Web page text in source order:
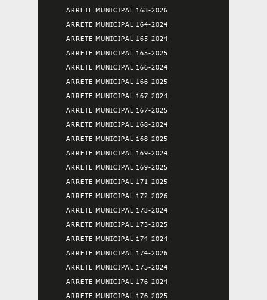
ARRETE MUNICIPAL 163-2026
ARRETE MUNICIPAL 164-2024
ARRETE MUNICIPAL 165-2024
ARRETE MUNICIPAL 165-2025
ARRETE MUNICIPAL 166-2024
ARRETE MUNICIPAL 166-2025
ARRETE MUNICIPAL 167-2024
ARRETE MUNICIPAL 167-2025
ARRETE MUNICIPAL 168-2024
ARRETE MUNICIPAL 168-2025
ARRETE MUNICIPAL 169-2024
ARRETE MUNICIPAL 169-2025
ARRETE MUNICIPAL 171-2025
ARRETE MUNICIPAL 172-2026
ARRETE MUNICIPAL 173-2024
ARRETE MUNICIPAL 173-2025
ARRETE MUNICIPAL 174-2024
ARRETE MUNICIPAL 174-2026
ARRETE MUNICIPAL 175-2024
ARRETE MUNICIPAL 176-2024
ARRETE MUNICIPAL 176-2025